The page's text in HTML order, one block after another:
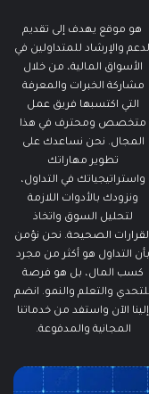
هو موقع يهدف إلى تقديم
والإرشاد للمتداولين في
الأسواق المالية، من خلال
مشاركة الخبرات والمعرفة
التي اكتسبها فريق عمل
متخصص ومحترف في هذا
المجال. نحن نساعدك على
تطوير مهاراتك
واستراتيجياتك في التداول،
ونزودك بالأدوات اللازمة
لتحليل السوق واتخاذ
الصحيحة. نحن نؤمن
بأن التداول هو أكثر من مجرد
كسب المال، بل هو فرصة
والتعلم والنمو. انضم
إلينا الآن واستفد من خدماتنا
المجانية والمدفوعة.